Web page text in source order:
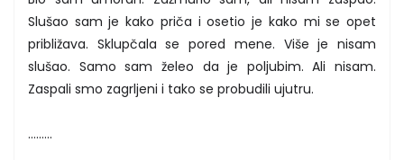
Slušao sam je kako priča i osetio je kako mi se opet
približava. Sklupčala se pored mene. Više je nisam
slušao. Samo sam želeo da je poljubim. Ali nisam.
Zaspali smo zagrljeni i tako se probudili ujutru.
.........